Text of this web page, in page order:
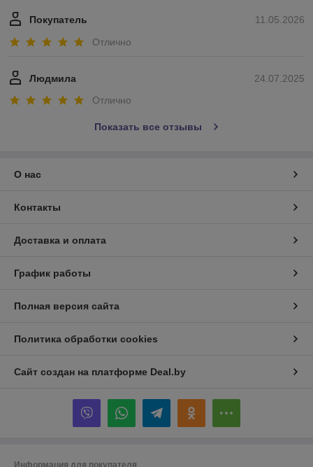
11.05.2026
Покупатель
Отлично
24.07.2025
Людмила
Отлично
Показать все отзывы
О нас
Контакты
Доставка и оплата
График работы
Полная версия сайта
Политика обработки cookies
Сайт создан на платформе Deal.by
Информация для покупателя